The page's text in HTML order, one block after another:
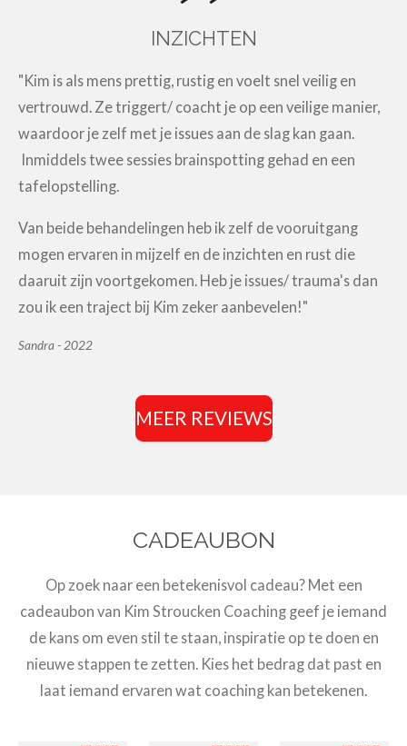
INZICHTEN
"Kim is als mens prettig, rustig en voelt snel veilig en
vertrouwd. Ze triggert/ coacht je op een veilige manier,
waardoor je zelf met je issues aan de slag kan gaan.
Inmiddels twee sessies brainspotting gehad en een
tafelopstelling.
Van beide behandelingen heb ik zelf de vooruitgang
mogen ervaren in mijzelf en de inzichten en rust die
daaruit zijn voortgekomen. Heb je issues/ trauma's dan
zou ik een traject bij Kim zeker aanbevelen!"
Sandra - 2022
MEER REVIEWS
CADEAUBON
Op zoek naar een betekenisvol cadeau? Met een
cadeaubon van Kim Stroucken Coaching geef je iemand
de kans om even stil te staan, inspiratie op te doen en
nieuwe stappen te zetten. Kies het bedrag dat past en
laat iemand ervaren wat coaching kan betekenen.